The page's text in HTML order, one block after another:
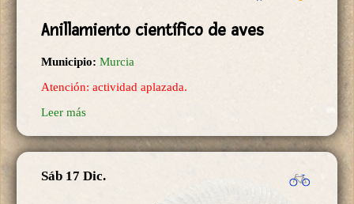
Anillamiento científico de aves
Municipio: Murcia
Atención: actividad aplazada.
Leer más
Sáb 17 Dic.